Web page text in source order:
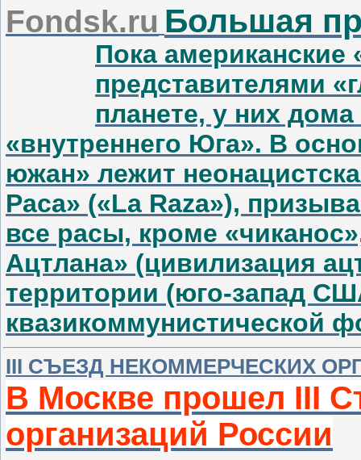
Fondsk.ru Большая
Пока
представителями
планете, у них
«внутреннего Юга». В
южан» лежит
Раса» («La Raza»),
все расы, кроме
Ацтлана» (цивилизация
территории (юго-запад
квазикоммунистической
III CЪЕЗД НЕКОММЕРЧЕСКИХ
В Москве прошел III
организаций России